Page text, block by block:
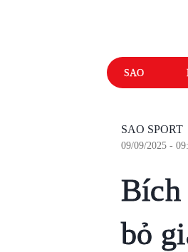
SAO
SAO SPORT
09/09/2025 -
Bích
bỏ